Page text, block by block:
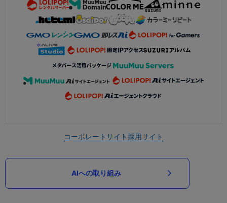
コーポレートサイト採用サイト
AIへの取り組み